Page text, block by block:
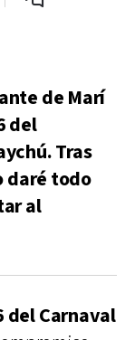
de Marí
del
Tras
daré todo
al
del Carnaval